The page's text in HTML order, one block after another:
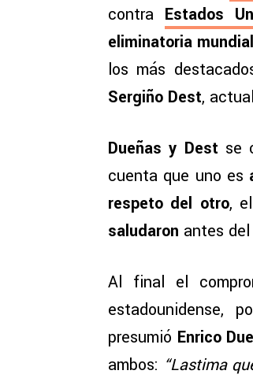
contra Estados
eliminatoria
los más
Sergiño Dest,
Dueñas y Dest se
cuenta que uno es
respeto del otro,
saludaron antes
Al final el
estadounidense,
presumió Enrico
ambos: “Lastima